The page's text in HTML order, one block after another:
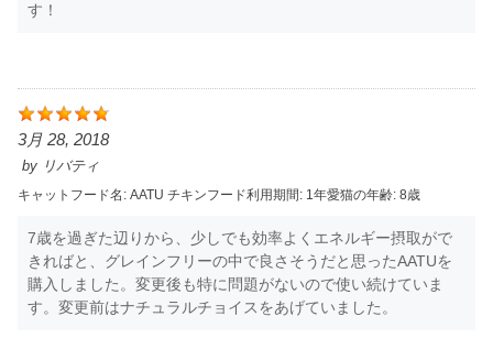
す！
3月 28, 2018
by リバティ
キャットフード名: AATU チキンフード利用期間: 1年愛猫の年齢: 8歳
7歳を過ぎた辺りから、少しでも効率よくエネルギー摂取がで
きればと、グレインフリーの中で良さそうだと思ったAATUを
購入しました。変更後も特に問題がないので使い続けていま
す。変更前はナチュラルチョイスをあげていました。